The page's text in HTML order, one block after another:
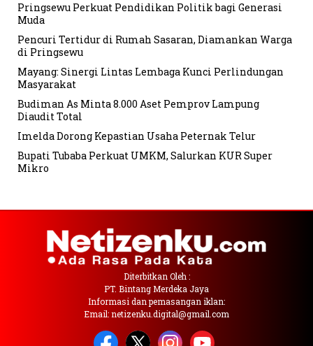
Pringsewu Perkuat Pendidikan Politik bagi Generasi
Muda
Pencuri Tertidur di Rumah Sasaran, Diamankan Warga
di Pringsewu
Mayang: Sinergi Lintas Lembaga Kunci Perlindungan
Masyarakat
Budiman As Minta 8.000 Aset Pemprov Lampung
Diaudit Total
Imelda Dorong Kepastian Usaha Peternak Telur
Bupati Tubaba Perkuat UMKM, Salurkan KUR Super
Mikro
Diterbitkan Oleh :
PT. Bintang Merdeka Jaya
Informasi dan pemasangan iklan:
Email: netizenku.digital@gmail.com